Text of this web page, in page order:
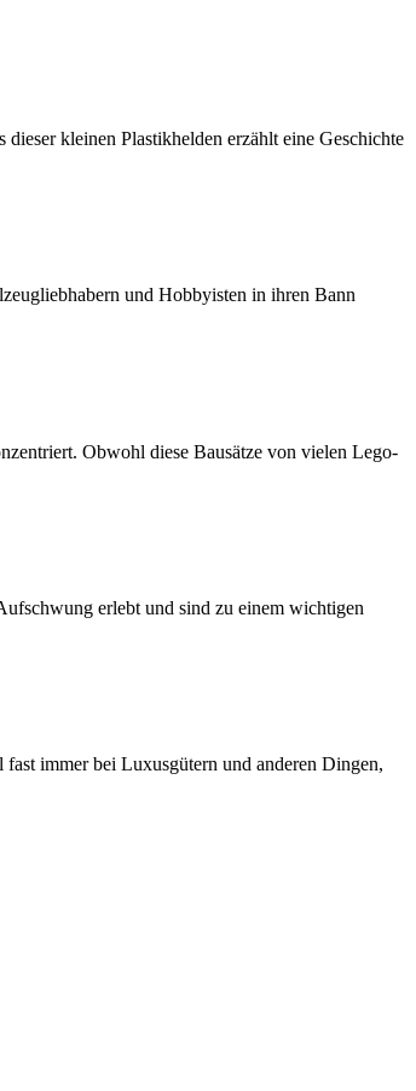
kleinen Plastikhelden erzählt eine Geschichte
und Hobbyisten in ihren Bann
Obwohl diese Bausätze von vielen Lego-
erlebt und sind zu einem wichtigen
immer bei Luxusgütern und anderen Dingen,